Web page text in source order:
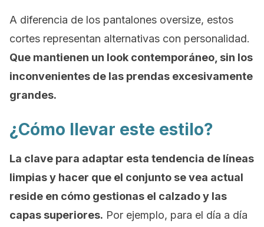
A diferencia de los pantalones oversize, estos
cortes representan alternativas con personalidad.
Que mantienen un look contemporáneo, sin los
inconvenientes de las prendas excesivamente
grandes.
¿Cómo llevar este estilo?
La clave para adaptar esta tendencia de líneas
limpias y hacer que el conjunto se vea actual
reside en cómo gestionas el calzado y las
capas superiores. Por ejemplo, para el día a día